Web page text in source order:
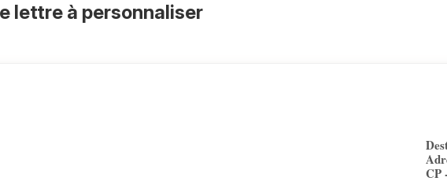
lettre à personnaliser
CP